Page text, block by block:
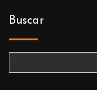
Buscar